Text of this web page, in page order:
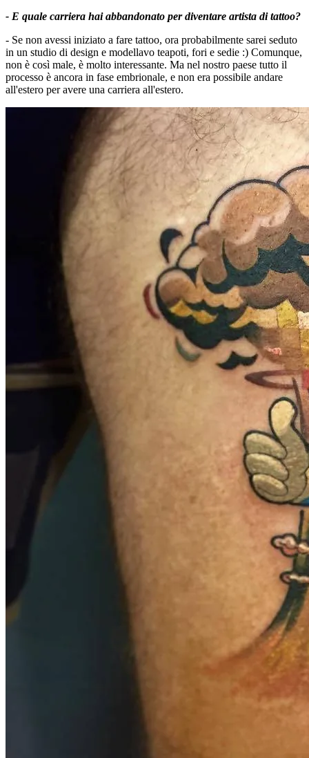
- E quale carriera hai abbandonato per diventare artista di tattoo?
- Se non avessi iniziato a fare tattoo, ora probabilmente sarei seduto
in un studio di design e modellavo teapoti, fori e sedie :) Comunque,
non è così male, è molto interessante. Ma nel nostro paese tutto il
processo è ancora in fase embrionale, e non era possibile andare
all'estero per avere una carriera all'estero.